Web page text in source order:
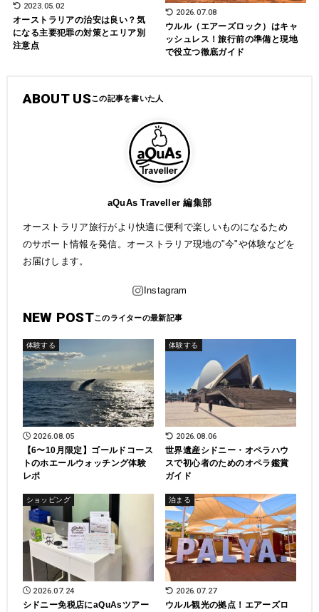
2023.05.02
オーストラリアの治安は良い？気
になる主要犯罪の対策とエリア別
注意点
2026.07.08
ウルル（エアーズロック）はキャ
ッシュレス！旅行前の準備と現地
で役立つ徹底ガイド
ABOUT US
aQuAs Traveller 編集部
オーストラリア旅行がより快適に便利で楽しいものになるため
のサポート情報を発信。オーストラリア現地の"今"や体験などを
お届けします。
NEW POST
体験する
2026.08.05
【6〜10月限定】ゴールドコース
トのホエールウォッチング体験
レポ
体験する
2026.08.06
世界遺産シドニー・オペラハウ
スで初心者のためのオペラ鑑賞
ガイド
ショッピング
2026.07.24
シドニー免税店にaQuAsツアー
泊まる
2026.07.27
ウルル観光の拠点！エアーズロ